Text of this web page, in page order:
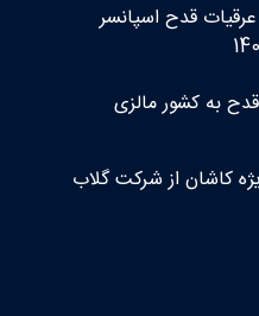
قدح اسپانسر
به کشور مالزی
کاشان از شرکت گلاب